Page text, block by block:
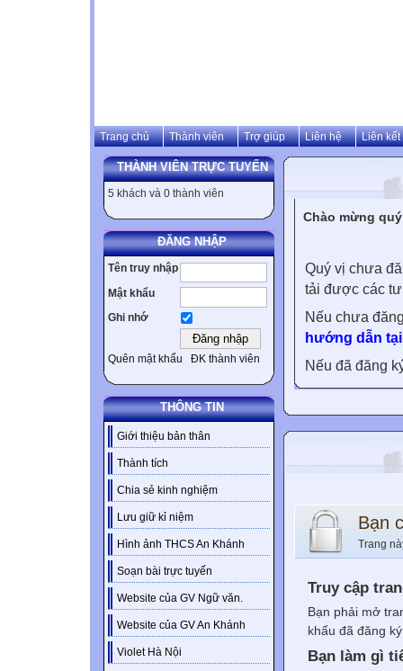
Trang chủ Thành viên Trợ giúp Liên hệ Liên kết
THÀNH VIÊN TRỰC TUYẾN
5 khách và 0 thành viên
ĐĂNG NHẬP
Tên truy nhập
Mật khẩu
Ghi nhớ
Quên mật khẩu ĐK thành viên
THÔNG TIN
Giới thiệu bản thân
Thành tích
Chia sẻ kinh nghiệm
Lưu giữ kỉ niệm
Hình ảnh THCS An Khánh
Soạn bài trực tuyến
Website của GV Ngữ văn.
Website của GV An Khánh
Violet Hà Nội
Chào mừng
Quý vị chưa
tải được các
Nếu chưa
hướng dẫn
Nếu đã đăng
Bạn
Trang
Truy cập
Bạn phải mở
khẩu đã đăng
Bạn làm gì